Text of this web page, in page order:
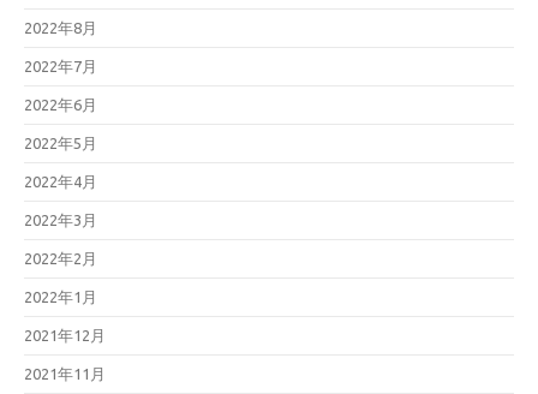
2022年8月
2022年7月
2022年6月
2022年5月
2022年4月
2022年3月
2022年2月
2022年1月
2021年12月
2021年11月